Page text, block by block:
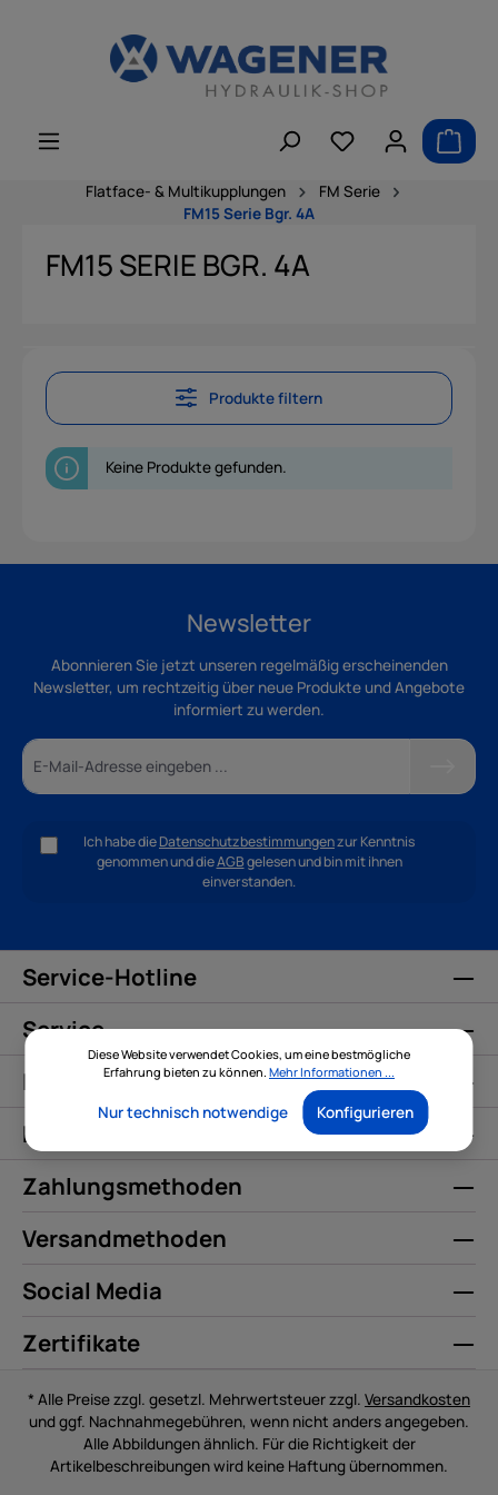
Flatface- & Multikupplungen
FM Serie
FM15 Serie Bgr. 4A
FM15 SERIE BGR. 4A
Produkte filtern
Keine Produkte gefunden.
Newsletter
Abonnieren Sie jetzt unseren regelmäßig erscheinenden
Newsletter, um rechtzeitig über neue Produkte und Angebote
informiert zu werden.
Ich habe dieDatenschutzbestimmungenzur Kenntnis
genommen und dieAGBgelesen und bin mit ihnen
einverstanden.
Service-Hotline
Service
Informationen
Kontakt
Zahlungsmethoden
Versandmethoden
Social Media
Zertifikate
* Alle Preise zzgl. gesetzl. Mehrwertsteuer zzgl. Versandkosten
und ggf. Nachnahmegebühren, wenn nicht anders angegeben.
Alle Abbildungen ähnlich. Für die Richtigkeit der
Artikelbeschreibungen wird keine Haftung übernommen.
Diese Website verwendet Cookies, um eine bestmögliche
Erfahrung bieten zu können. Mehr Informationen ...
Nur technisch notwendige Konfigurieren